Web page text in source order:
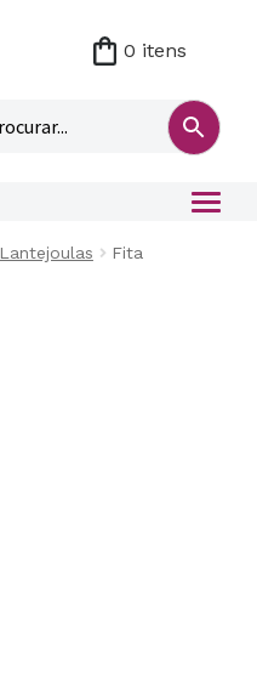
M
n
0 itens
Lantejoulas
Fita